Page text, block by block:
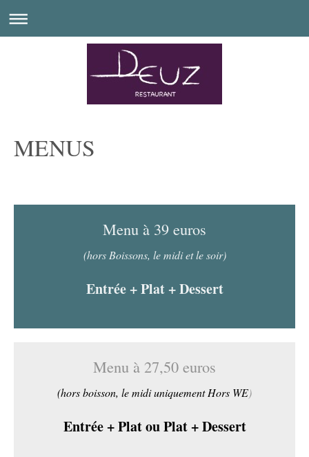
MENUS
Menu à 39 euros
(hors Boissons, le midi et le soir)
Entrée + Plat + Dessert
Menu à 27,50 euros
(hors boisson, le midi uniquement Hors WE)
Entrée + Plat ou Plat + Dessert